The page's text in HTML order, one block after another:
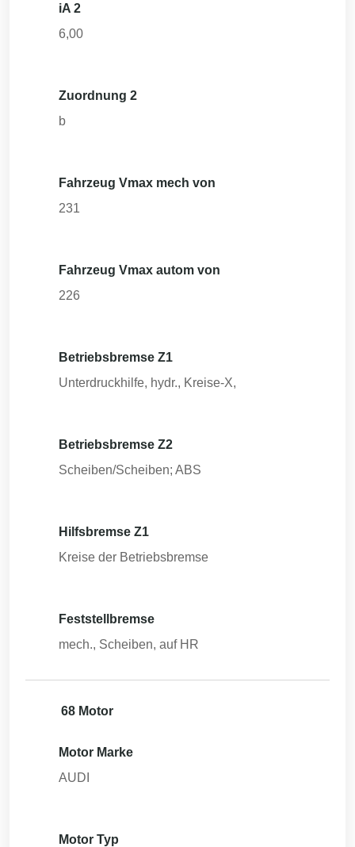
iA 2
6,00
Zuordnung 2
b
Fahrzeug Vmax mech von
231
Fahrzeug Vmax autom von
226
Betriebsbremse Z1
Unterdruckhilfe, hydr., Kreise-X,
Betriebsbremse Z2
Scheiben/Scheiben; ABS
Hilfsbremse Z1
Kreise der Betriebsbremse
Feststellbremse
mech., Scheiben, auf HR
68 Motor
Motor Marke
AUDI
Motor Typ